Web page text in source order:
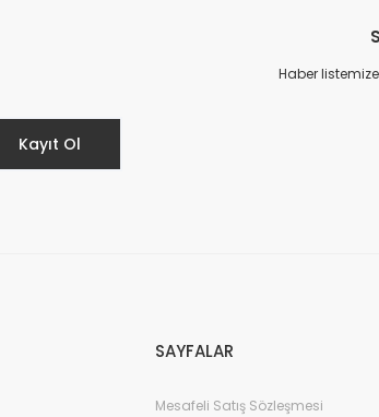
Kayıt Ol
Haber
SAYFALAR
Mesafeli Satış Sözleşmesi